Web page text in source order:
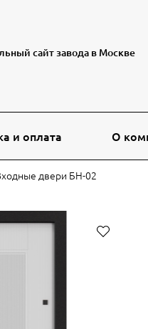
сайт завода в Москве
и оплата О
двери БН-02